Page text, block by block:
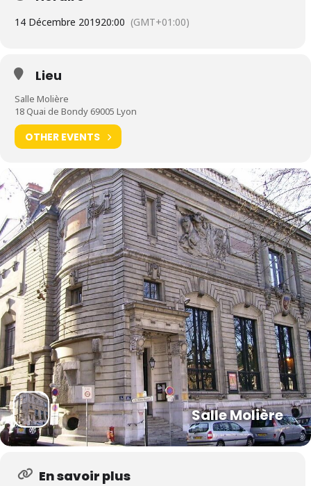
14 Décembre 201920:00 (GMT+01:00)
Lieu
Salle Molière
18 Quai de Bondy 69005 Lyon
OTHER EVENTS
Salle Molière
En savoir plus